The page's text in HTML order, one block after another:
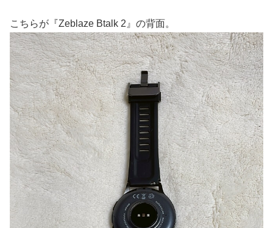
こちらが『Zeblaze Btalk 2』の背面。